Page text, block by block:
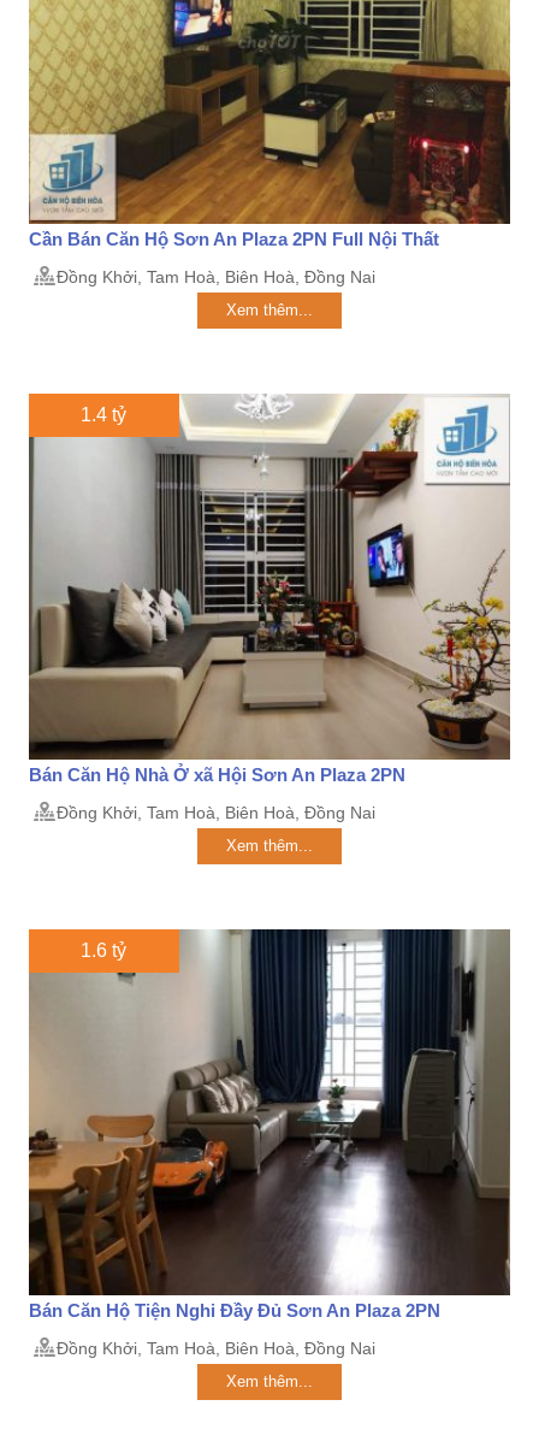
Cần Bán Căn Hộ Sơn An Plaza 2PN Full Nội Thất
Đồng Khởi, Tam Hoà, Biên Hoà, Đồng Nai
Xem thêm...
1.4 tỷ
Bán Căn Hộ Nhà Ở xã Hội Sơn An Plaza 2PN
Đồng Khởi, Tam Hoà, Biên Hoà, Đồng Nai
Xem thêm...
1.6 tỷ
Bán Căn Hộ Tiện Nghi Đầy Đủ Sơn An Plaza 2PN
Đồng Khởi, Tam Hoà, Biên Hoà, Đồng Nai
Xem thêm...